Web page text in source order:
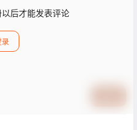
后才能发表评论
录